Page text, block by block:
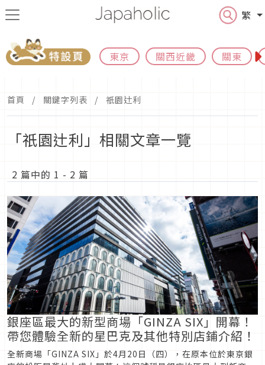
繁
東京 關西近畿 關東
首頁 關鍵字列表 祇園辻利
「祇園辻利」相關文章一覽
2 篇中的 1 - 2 篇
銀座區最大的新型商場「GINZA SIX」開幕！
帶您體驗全新的星巴克及其他特別店鋪介紹！
全新商場「GINZA SIX」於4月20日（四），在原本位於東京銀